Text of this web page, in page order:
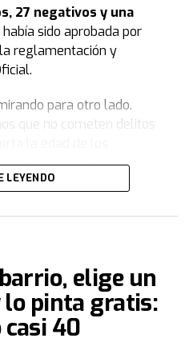
27 negativos y una
sido aprobada por
reglamentación y
para otro lado.
que no cometen delitos
comenzó Patricia
agotó, nosotros venimos a
total a las familias
Cuando el delito no tiene
autoridad, y eso es lo que
nos da vergüenza. Si
LEYENDO
elige un
pinta gratis:
40